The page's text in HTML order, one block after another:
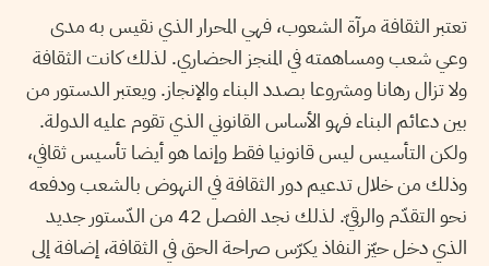
تعتبر الثقافة مرآة الشعوب، فهي المحرار الذي نقيس به مدى
وعي شعب ومساهمته في المنجز الحضاري. لذلك كانت الثقافة
ولا تزال رهانا ومشروعا بصدد البناء والإنجاز. ويعتبر الدستور من
بين دعائم البناء فهو الأساس القانوني الذي تقوم عليه الدولة.
ولكن التأسيس ليس قانونيا فقط وإنما هو أيضا تأسيس ثقافي،
وذلك من خلال تدعيم دور الثقافة في النهوض بالشعب ودفعه
نحو التقدّم والرقيّ. لذلك نجد الفصل 42 من الدّستور جديد
الذي دخل حيّز النفاذ يكرّس صراحة الحق في الثقافة، إضافة إلى